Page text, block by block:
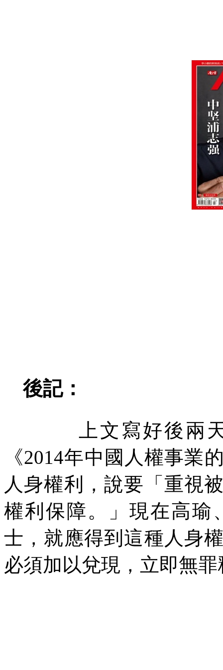
後記：
上文寫好後兩
《2014年中國人權事業
人身權利，說要「重視
權利保障。」現在高瑜
士，就應得到這種人身
必須加以兌現，立即無